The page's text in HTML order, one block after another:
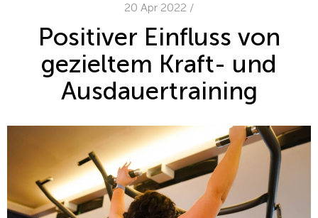
Kontakt
Français Deutsch
20 Apr 2022 /
Positiver Einfluss von
gezieltem Kraft- und
Ausdauertraining